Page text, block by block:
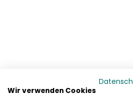
Wir verwenden Cookies